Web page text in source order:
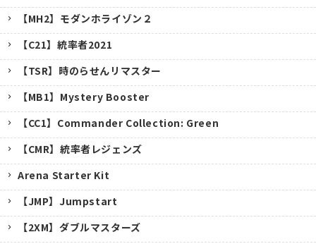
【MH2】モダンホライゾン２
【C21】統率者2021
【TSR】時のらせんリマスター
【MB1】Mystery Booster
【CC1】Commander Collection: Green
【CMR】統率者レジェンズ
Arena Starter Kit
【JMP】Jumpstart
【2XM】ダブルマスターズ